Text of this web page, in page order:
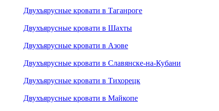
Двухъярусные кровати в Таганроге
Двухъярусные кровати в Шахты
Двухъярусные кровати в Азове
Двухъярусные кровати в Славянске-на-Кубани
Двухъярусные кровати в Тихорецк
Двухъярусные кровати в Майкопе